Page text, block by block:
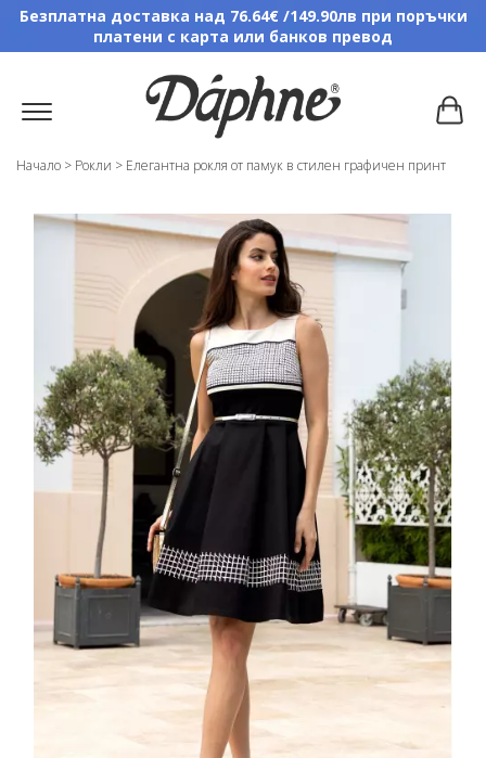
Безплатна доставка над 76.64€ /149.90лв при поръчки
платени с карта или банков превод
Начало > Рокли > Елегантна рокля от памук в стилен графичен принт